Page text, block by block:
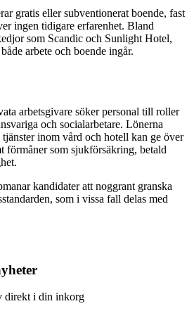
gratis eller subventionerat boende, fast
ingen tidigare erfarenhet. Bland
som Scandic och Sunlight Hotel,
arbete och boende ingår.
arbetsgivare söker personal till roller
och socialarbetare. Lönerna
inom vård och hotell kan ge över
förmåner som sjukförsäkring, betald
kandidater att noggrant granska
som i vissa fall delas med
direkt i din inkorg